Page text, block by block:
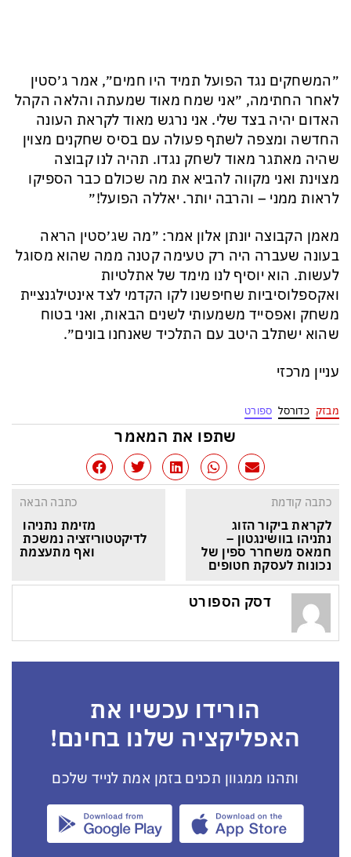
״המשחקים נגד הפועל תמיד היו חמים״, אמר ג׳סטין
לאחר החתימה, ״אני שמח מאוד שמעתה והלאה הקהל
האדום יהיה בצד שלי. אני נרגש מאוד לקראת העונה
החדשה ומצפה לשתף פעולה עם בסיס שחקנים מצוין
שהיה מאתגר מאוד לשחק נגדו. תהיה לנו קבוצה
מצוינת ואני מקווה להביא את מה שכולם כבר הספיקו
לראות ממני – והרבה יותר. יאללה הפועל!״
מאמן הקבוצה יונתן אלון אמר: ״מה שג׳סטין הראה
בעונה שעברה היה רק טעימה קטנה ממה שהוא מסוגל
לעשות. הוא יוסיף לנו מימד של אתלטיות
ואקספלוסיביות שחיפשנו לקו הקדמי לצד אינטילגנציית
משחק ואפסייד משמעותי לשנים הבאות, ואני בטוח
שהוא ישתלב היטב עם התלכיד שאנחנו בונים״.
עניין מרכזי
מבזק כדורסל ספורט
שתפו את המאמר
כתבה קודמת
לקראת ביקור הזוג
נתניהו בוושינגטון –
חמאס משחרר ספין של
נכונות לעסקת חטופים
כתבה הבאה
מזימת נתניהו
לדיקטטוריזציה נמשכת
ואף מתעצמת
דסק הספורט
הורידו עכשיו את
האפליקציה שלנו בחינם!
ותהנו ממגוון תכנים בזמן אמת לנייד שלכם